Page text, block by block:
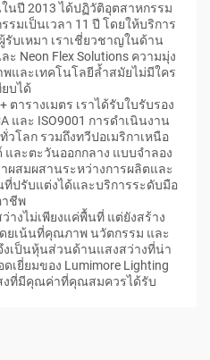
นปี 2013 ได้ปฏิวัติอุตสาหกรรม
มเป็นเวลา 11 ปี โดยให้บริการ
บเหมา เราเชี่ยวชาญในด้าน
ะ Neon Flex Solutions ความมุ่ง
และเทคโนโลยีล้ำสมัยไม่มีใคร
ยบได้
ตารางเมตร เราได้รับใบรับรอง
และ ISO9001 การดำเนินงาน
โลก รวมถึงทวีปอเมริกาเหนือ
และตะวันออกกลาง แบบจำลอง
ผสมผสานระหว่างการผลิตและ
ปรับแต่งได้และบริการระดับมือ
าชีพ
างไม่เพียงแค่พื้นที่ แต่ยังสร้าง
ยเน้นที่คุณภาพ นวัตกรรม และ
งเป็นหุ้นส่วนด้านแสงสว่างที่น่า
เยี่ยมของ Lumimore Lighting
งที่มีคุณค่าที่คุณสมควรได้รับ